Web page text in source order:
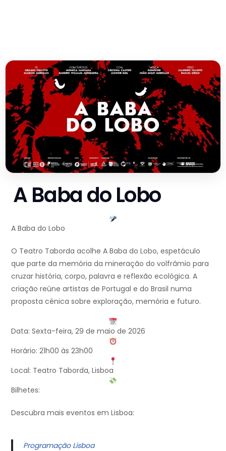
A Baba do Lobo
A Baba do Lobo
O Teatro Taborda acolhe A Baba do Lobo, espetáculo
que parte da memória da mineração do volfrâmio para
cruzar história, corpo, palavra e reflexão ecológica. A
criação reúne artistas de Portugal e do Brasil numa
proposta cénica sobre exploração, memória e futuro.
Data: Sexta-feira, 29 de maio de 2026
Horário: 21h00 às 23h00
Local: Teatro Taborda, Lisboa
Bilhetes:
Descubra mais eventos em Lisboa:
Programação Lisboa